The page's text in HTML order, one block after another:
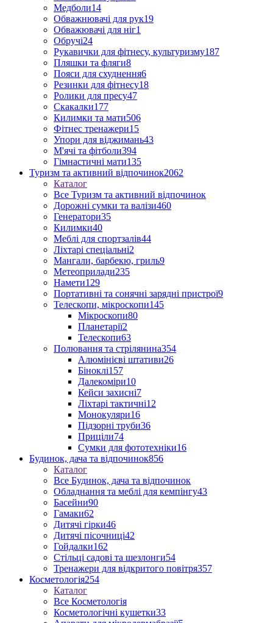
Медболи14
Обважнювачі для рук19
Обважювачі для ніг1
Обручі24
Рукавички для фітнесу, культуризму187
Пляшки та фляги8
Пояси для схуднення6
Резинки для фітнесу18
Ролики для пресу47
Скакалки177
Килимки та мати506
Фітнес тренажери15
Упори для віджимань43
М'ячі та фітболи394
Гімнастичні мати135
Туризм та активний відпочинок2062
Каталог
Все Туризм та активний відпочинок
Дорожні сумки та валізи460
Генератори35
Килимки40
Меблі для спортзалів44
Ліхтарі спеціальні2
Мангали, барбекю, гриль9
Метеоприлади235
Намети129
Портативні та сонячні зарядні пристрої9
Телескопи, мікроскопи145
Мікроскопи80
Планетарії2
Телескопи63
Полювання та стрілянина354
Алюмінієві штативи26
Біноклі157
Далекоміри10
Кейси захисні7
Ліхтарі тактичні12
Монокуляри16
Підзорні труби36
Приціли74
Сумки для фототехніки16
Будинок, дача та відпочинок856
Каталог
Все Будинок, дача та відпочинок
Обладнання та меблі для кемпінгу43
Басейни90
Гамаки62
Дитячі гірки46
Дитячі пісочниці42
Гойдалки162
Стільці садові та шезлонги54
Тренажери для відкритого повітря357
Косметологія254
Каталог
Все Косметологія
Косметологічні кушетки33